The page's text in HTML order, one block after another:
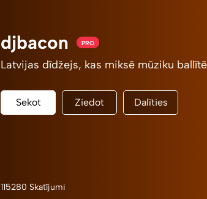
djbacon PRO
Latvijas dīdžejs, kas miksē mūziku
Sekot Ziedot Dalīties
115280 Skatījumi